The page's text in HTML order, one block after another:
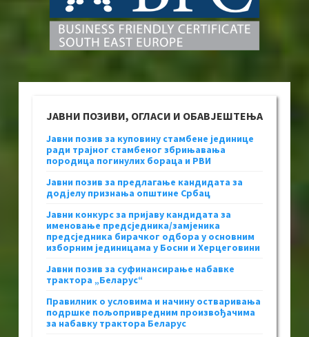
ЈАВНИ ПОЗИВИ, ОГЛАСИ И ОБАВЈЕШТЕЊА
Јавни позив за куповину стамбене јединице
ради трајног стамбеног збрињавања
породица погинулих бораца и РВИ
Јавни позив за предлагање кандидата за
додјелу признања општине Србац
Јавни конкурс за пријаву кандидата за
именовање предсједника/замјеника
предсједника бирачког одбора у основним
изборним јединицама у Босни и Херцеговини
Јавни позив за суфинансирање набавке
трактора „Беларус“
Правилник о условима и начину остваривања
подршке пољопривредним произвођачима
за набавку трактора Беларус